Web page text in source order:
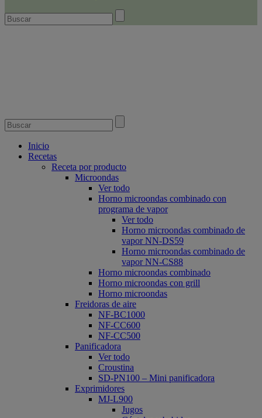
Inicio
Recetas
Receta por producto
Microondas
Ver todo
Horno microondas combinado con
programa de vapor
Ver todo
Horno microondas combinado de
vapor NN-DS59
Horno microondas combinado de
vapor NN-CS88
Horno microondas combinado
Horno microondas con grill
Horno microondas
Freidoras de aire
NF-BC1000
NF-CC600
NF-CC500
Panificadora
Ver todo
Croustina
SD-PN100 – Mini panificadora
Exprimidores
MJ-L900
Jugos